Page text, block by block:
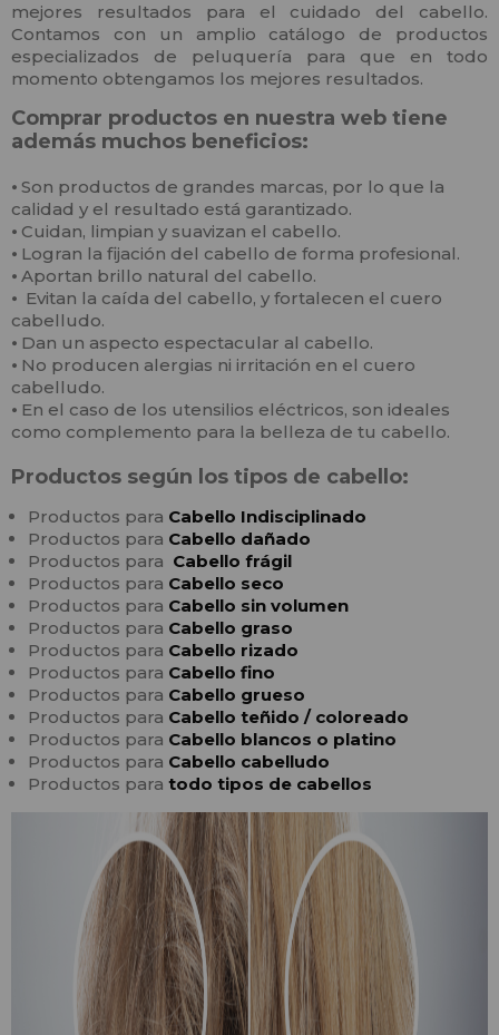
mejores resultados para el cuidado del cabello.
Contamos con un amplio catálogo de productos
especializados de peluquería para que en todo
momento obtengamos los mejores resultados.
Comprar productos en nuestra web tiene
además muchos beneficios:
⦁ Son productos de grandes marcas, por lo que la
calidad y el resultado está garantizado.
⦁ Cuidan, limpian y suavizan el cabello.
⦁ Logran la fijación del cabello de forma profesional.
⦁ Aportan brillo natural del cabello.
⦁ Evitan la caída del cabello, y fortalecen el cuero
cabelludo.
⦁ Dan un aspecto espectacular al cabello.
⦁ No producen alergias ni irritación en el cuero
cabelludo.
⦁ En el caso de los utensilios eléctricos, son ideales
como complemento para la belleza de tu cabello.
Productos según los tipos de cabello:
Productos para Cabello Indisciplinado
Productos para Cabello dañado
Productos para Cabello frágil
Productos para Cabello seco
Productos para Cabello sin volumen
Productos para Cabello graso
Productos para Cabello rizado
Productos para Cabello fino
Productos para Cabello grueso
Productos para Cabello teñido / coloreado
Productos para Cabello blancos o platino
Productos para Cabello cabelludo
Productos para todo tipos de cabellos